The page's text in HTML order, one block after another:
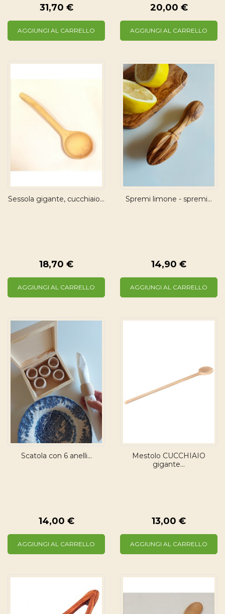
31,70 €
AGGIUNGI AL CARRELLO
20,00 €
AGGIUNGI AL CARRELLO
Sessola gigante, cucchiaio...
18,70 €
AGGIUNGI AL CARRELLO
Spremi limone - spremi...
14,90 €
AGGIUNGI AL CARRELLO
Scatola con 6 anelli...
14,00 €
AGGIUNGI AL CARRELLO
Mestolo CUCCHIAIO
gigante...
13,00 €
AGGIUNGI AL CARRELLO